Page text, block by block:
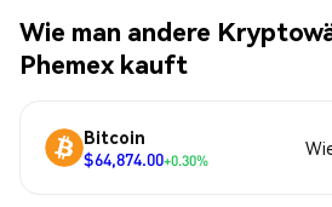
Wie man andere
Phemex kauft
Bitcoin
$64,874.00+0.30%